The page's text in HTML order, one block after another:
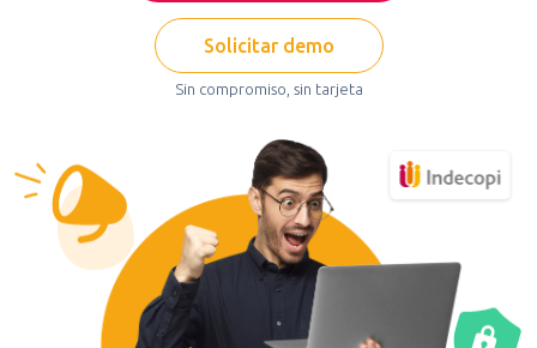
Solicitar demo
Sin compromiso, sin tarjeta